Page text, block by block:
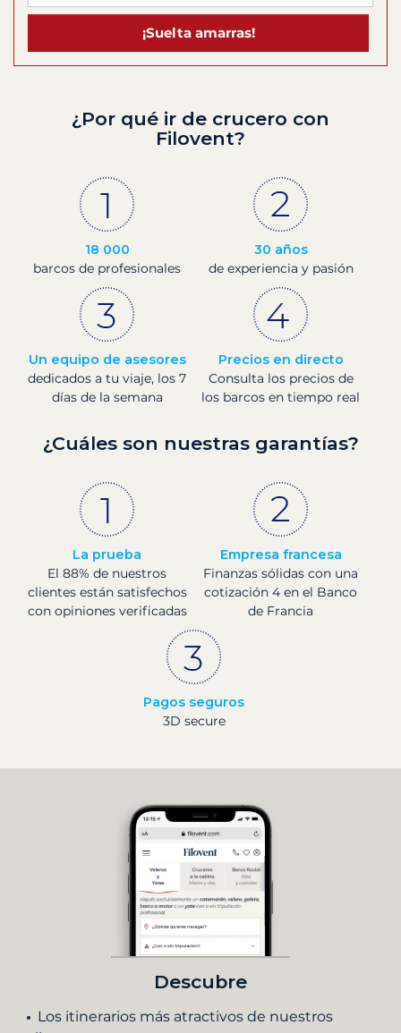
¡Suelta amarras!
¿Por qué ir de crucero con
Filovent?
18 000
barcos de profesionales
30 años
de experiencia y pasión
Un equipo de asesores
dedicados a tu viaje, los 7
días de la semana
Precios en directo
Consulta los precios de
los barcos en tiempo real
¿Cuáles son nuestras garantías?
La prueba
El 88% de nuestros
clientes están satisfechos
con opiniones verificadas
Empresa francesa
Finanzas sólidas con una
cotización 4 en el Banco
de Francia
Pagos seguros
3D secure
Descubre
Los itinerarios más atractivos de nuestros